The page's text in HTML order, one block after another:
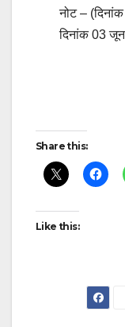
नोट –
दिनांक 03
Post
Share this:
Like this: